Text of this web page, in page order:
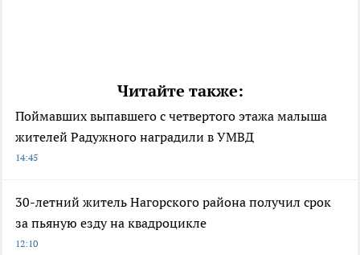
Читайте также:
Поймавших выпавшего с четвертого этажа малыша
жителей Радужного наградили в УМВД
14:45
30-летний житель Нагорского района получил срок
за пьяную езду на квадроцикле
12:10